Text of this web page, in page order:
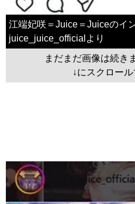
江端妃咲＝Juice＝Juiceのイ
juice_juice_officialより
まだまだ画像は続き
↓にスクロー